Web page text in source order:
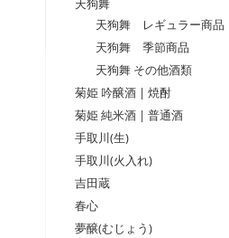
天狗舞
天狗舞 レギュラー商品
天狗舞 季節商品
天狗舞 その他酒類
菊姫 吟醸酒 | 焼酎
菊姫 純米酒 | 普通酒
手取川(生)
手取川(火入れ)
吉田蔵
春心
夢醸(むじょう)